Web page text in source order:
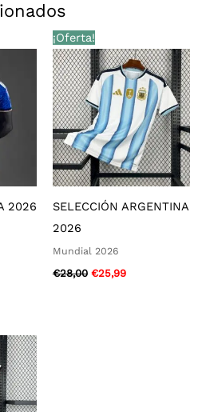
2026
¡Oferta!
SELECCIÓN ARGENTINA
2026
Mundial 2026
€28,00
El
precio
original
era:
€28,00.
€25,99
precio
actual
es:
€25,99.